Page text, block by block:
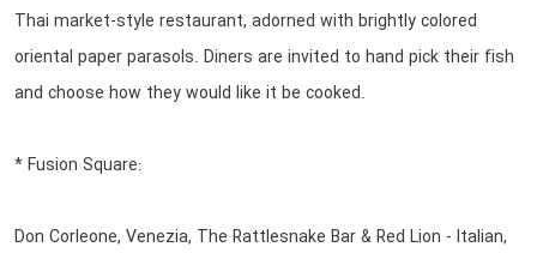
Thai market-style restaurant, adorned with brightly colored
oriental paper parasols. Diners are invited to hand pick their fish
and choose how they would like it be cooked.
* Fusion Square:
Don Corleone, Venezia, The Rattlesnake Bar & Red Lion - Italian,